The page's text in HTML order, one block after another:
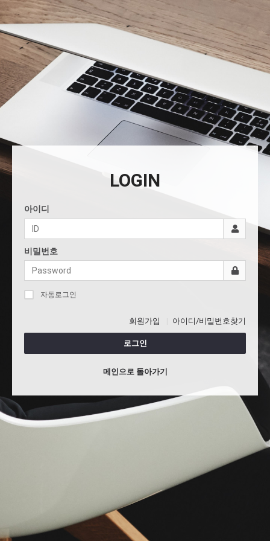
LOGIN
아이디
비밀번호
자동로그인
회원가입 아이디/비밀번호찾기
로그인
메인으로 돌아가기